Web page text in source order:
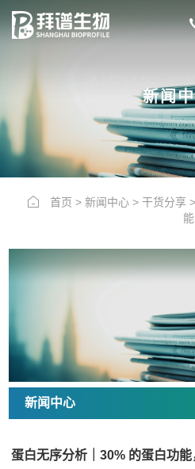
NEWS
新闻
首页 > 新闻中心> 干货分享>
新闻中心
蛋白无序分析｜30% 的蛋白功